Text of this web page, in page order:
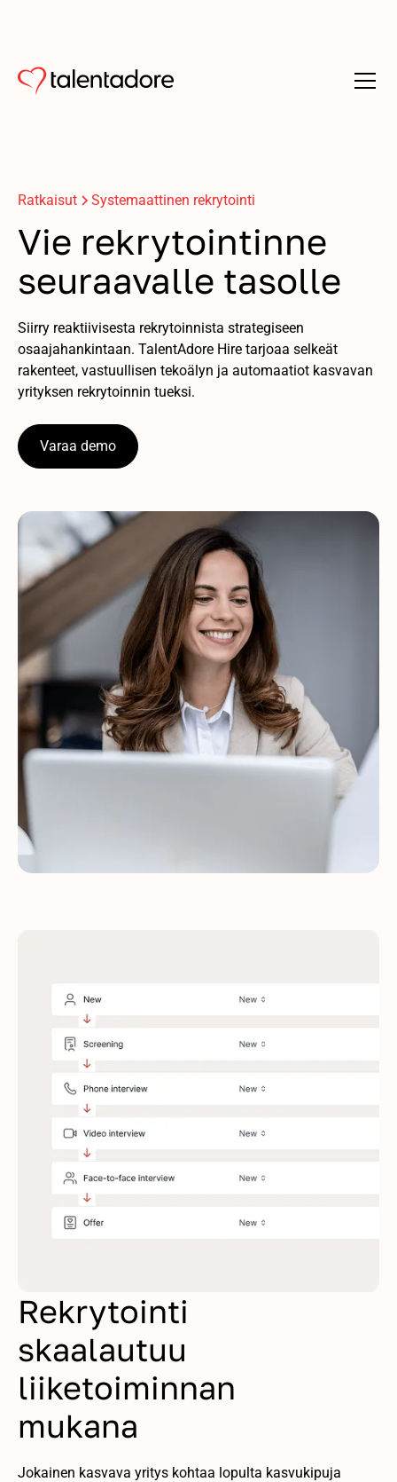
Ratkaisut Systemaattinen rekrytointi
Vie rekrytointinne
seuraavalle tasolle
Siirry reaktiivisesta rekrytoinnista strategiseen
osaajahankintaan. TalentAdore Hire tarjoaa selkeät
rakenteet, vastuullisen tekoälyn ja automaatiot kasvavan
yrityksen rekrytoinnin tueksi.
Varaa demo
Rekrytointi
skaalautuu
liiketoiminnan
mukana
Jokainen kasvava yritys kohtaa lopulta kasvukipuja